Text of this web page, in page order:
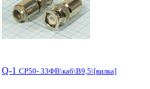
Q-1 СР50- 33ФВ\каб\B9,5\[вилка]